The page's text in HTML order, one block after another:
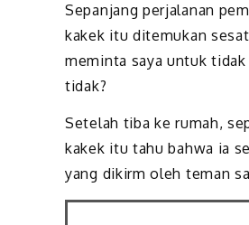
Sepanjang perjalanan
kakek itu ditemukan
meminta saya untuk
tidak?
Setelah tiba ke rumah,
kakek itu tahu bahwa ia
yang dikirm oleh teman